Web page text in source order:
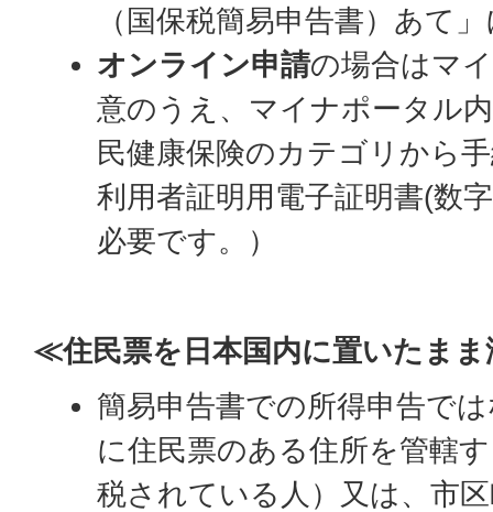
（国保税簡易申告書）あて
オンライン申請の場合はマ
意のうえ、マイナポータル
民健康保険のカテゴリから
利用者証明用電子証明書(数
必要です。）
≪住民票を日本国内に置いたまま
簡易申告書での所得申告で
に住民票のある住所を管轄
税されている人）又は、市